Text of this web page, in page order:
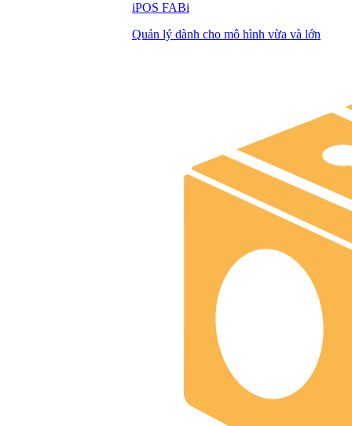
iPOS FABi
Quản lý dành cho mô hình vừa và lớn